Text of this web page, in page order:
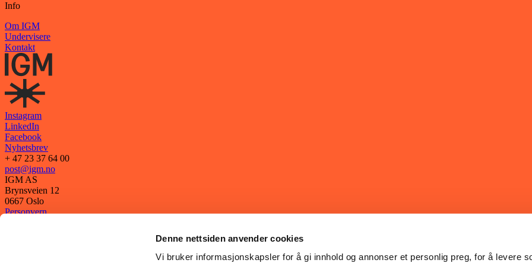
Denne nettsiden anvender cookies
Vi bruker informasjonskapsler for å gi innhold og annonser et personlig preg, for å levere
Info
Om IGM
Undervisere
Kontakt
Instagram
LinkedIn
Facebook
Nyhetsbrev
+ 47 23 37 64 00
post@igm.no
IGM AS
Brynsveien 12
0667 Oslo
Personvern